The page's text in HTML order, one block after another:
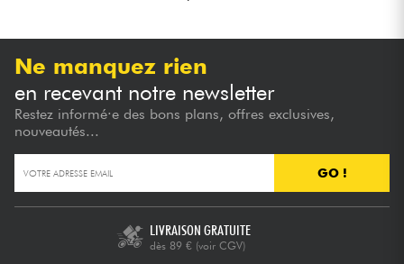
Ne manquez rien
en recevant notre newsletter
Restez informé·e des bons plans, offres exclusives,
nouveautés...
GO !
LIVRAISON GRATUITE
dès 89 € (voir CGV)